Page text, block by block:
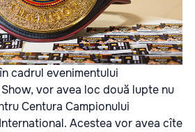
cadrul evenimentului
vor avea loc două lupte nu
Centura Campionului
Acestea vor avea cîte